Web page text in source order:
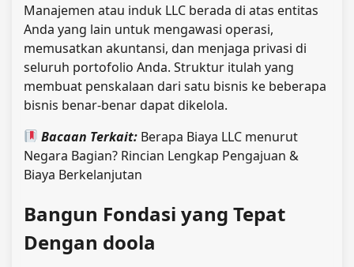
Manajemen atau induk LLC berada di atas entitas
Anda yang lain untuk mengawasi operasi,
memusatkan akuntansi, dan menjaga privasi di
seluruh portofolio Anda. Struktur itulah yang
membuat penskalaan dari satu bisnis ke beberapa
bisnis benar-benar dapat dikelola.
Bacaan Terkait: Berapa Biaya LLC menurut
Negara Bagian? Rincian Lengkap Pengajuan &
Biaya Berkelanjutan
Bangun Fondasi yang Tepat
Dengan doola